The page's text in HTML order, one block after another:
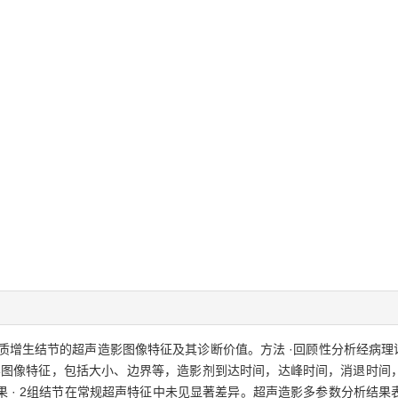
增生结节的超声造影图像特征及其诊断价值。方法 ·回顾性分析经病
像特征，包括大小、边界等，造影剂到达时间，达峰时间，消退时
· 2组结节在常规超声特征中未见显著差异。超声造影多参数分析结